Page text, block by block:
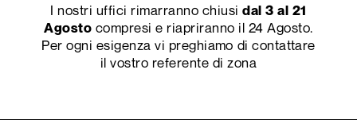
Nazione*
Occupazione *
I nostri uffici rimarranno chiusidal 3 al 21
Agosto compresi e riapriranno il 24 Agosto.
Per ogni esigenza vi preghiamo di contattare
il vostro referente di zona